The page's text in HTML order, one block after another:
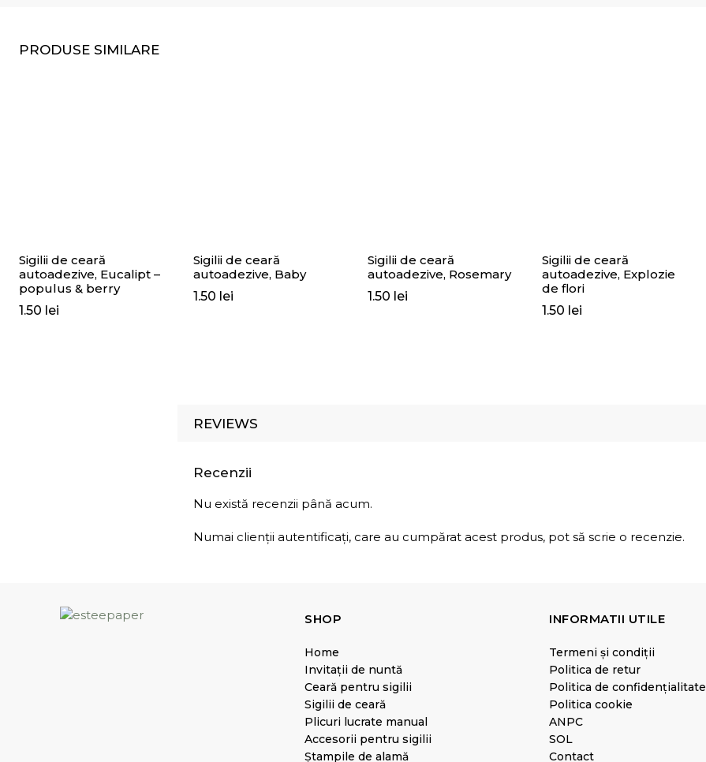
PRODUSE SIMILARE
Sigilii de ceară
autoadezive, Eucalipt –
populus & berry
1.50 lei
Sigilii de ceară
autoadezive, Baby
1.50 lei
Sigilii de ceară
autoadezive, Rosemary
1.50 lei
Sigilii de ceară
autoadezive, Explozie
de flori
1.50 lei
REVIEWS
Recenzii
Nu există recenzii până acum.
Numai clienții autentificați, care au cumpărat acest produs, pot să scrie o recenzie.
SHOP
Home
Invitații de nuntă
Ceară pentru sigilii
Sigilii de ceară
Plicuri lucrate manual
Accesorii pentru sigilii
Ștampile de alamă
INFORMATII UTILE
Termeni și condiții
Politica de retur
Politica de confidențialitate
Politica cookie
ANPC
SOL
Contact